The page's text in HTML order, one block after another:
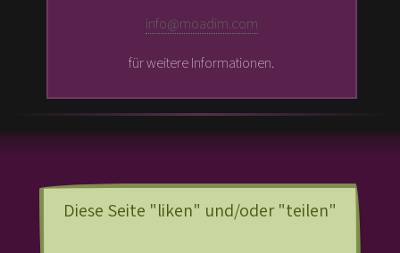
info@moadim.com
für weitere Informationen.
Diese Seite "liken" und/oder "teilen"